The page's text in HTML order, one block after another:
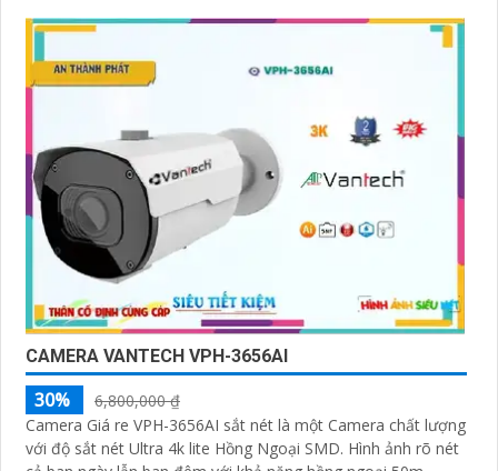
CAMERA VANTECH VPH-3656AI
30%
6,800,000 ₫
Camera Giá re VPH-3656AI sắt nét là một Camera chất lượng
với độ sắt nét Ultra 4k lite Hồng Ngoại SMD. Hình ảnh rõ nét